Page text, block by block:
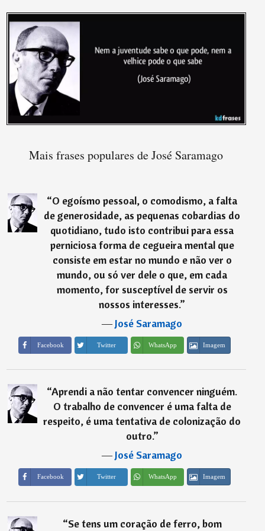
Mais frases populares de José Saramago
“O egoísmo pessoal, o comodismo, a falta
de generosidade, as pequenas cobardias do
quotidiano, tudo isto contribui para essa
perniciosa forma de cegueira mental que
consiste em estar no mundo e não ver o
mundo, ou só ver dele o que, em cada
momento, for susceptível de servir os
nossos interesses.”
―José Saramago
Facebook Twitter WhatsApp Imagem
“Aprendi a não tentar convencer ninguém.
O trabalho de convencer é uma falta de
respeito, é uma tentativa de colonização do
outro.”
―José Saramago
Facebook Twitter WhatsApp Imagem
“Se tens um coração de ferro, bom